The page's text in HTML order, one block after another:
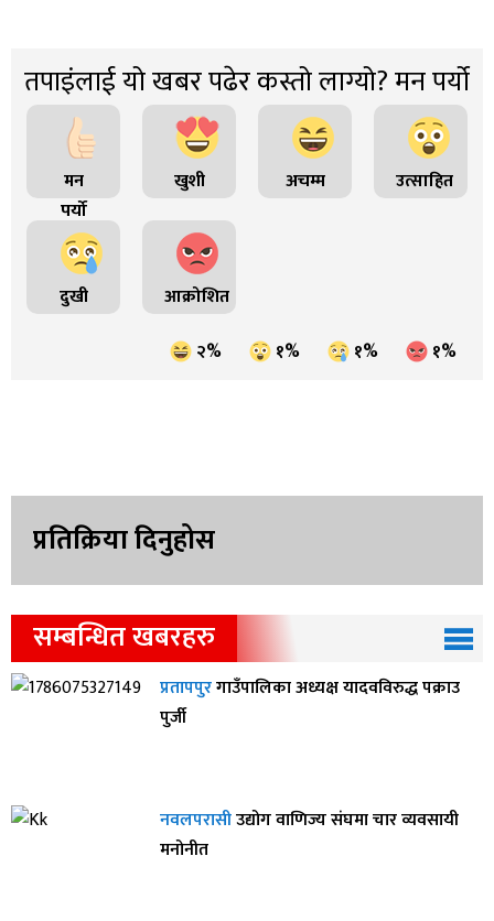
तपाइंलाई यो खबर पढेर कस्तो लाग्यो? मन पर्यो
मन
पर्यो
खुशी अचम्म उत्साहित
दुखी
आक्रोशित
२%
१% १% १%
प्रतिक्रिया दिनुहोस
सम्बन्धित खबरहरु
प्रतापपुरगाउँपालिका अध्यक्ष यादवविरुद्ध पक्राउ
पुर्जी
नवलपरासीउद्योग वाणिज्य संघमा चार व्यवसायी
मनोनीत